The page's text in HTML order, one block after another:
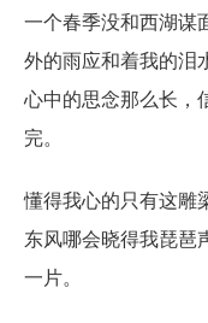
一个春季没和西湖谋
外的雨应和着我的泪
心中的思念那么长，
完。
懂得我心的只有这雕
东风哪会晓得我琵琶
一片。